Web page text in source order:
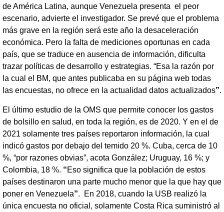
de América Latina, aunque Venezuela presenta el peor
escenario, advierte el investigador. Se prevé que el problema
más grave en la región será este año la desaceleración
económica. Pero la falta de mediciones oportunas en cada
país, que se traduce en ausencia de información, dificulta
trazar políticas de desarrollo y estrategias. “Esa la razón por
la cual el BM, que antes publicaba en su página web todas
las encuestas, no ofrece en la actualidad datos actualizados”.
El último estudio de la OMS que permite conocer los gastos
de bolsillo en salud, en toda la región, es de 2020. Y en el de
2021 solamente tres países reportaron información, la cual
indicó gastos por debajo del temido 20 %. Cuba, cerca de 10
%, “por razones obvias”, acota González; Uruguay, 16 %; y
Colombia, 18 %. “Eso significa que la población de estos
países destinaron una parte mucho menor que la que hay que
poner en Venezuela”. En 2018, cuando la USB realizó la
única encuesta no oficial, solamente Costa Rica suministró al